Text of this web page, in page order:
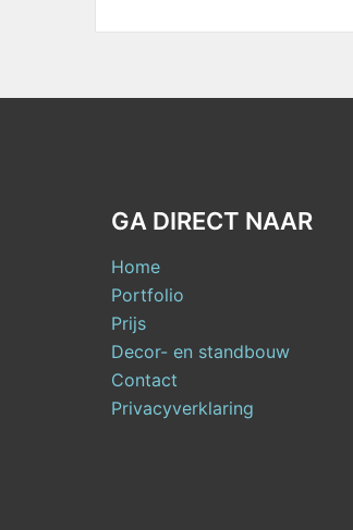
GA DIRECT NAAR
Home
Portfolio
Prijs
Decor- en standbouw
Contact
Privacyverklaring